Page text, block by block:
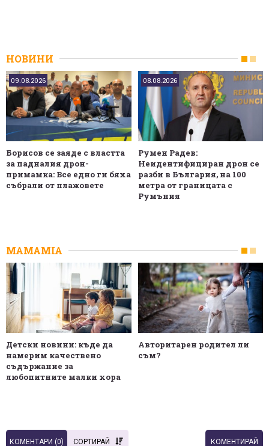
НОВИНИ
09.08.2026
Борисов се заяде с властта
за падналия дрон-
примамка: Все едно ги бяха
събрали от плажовете
08.08.2026
Румен Радев:
Неидентифициран дрон се
разби в България, на 100
метра от границата с
Румъния
MAMAMIA
Детски новини: къде да
намерим качествено
съдържание за
любопитните малки хора
Авторитарен родител ли
съм?
КОМЕНТАРИ (0) СОРТИРАЙ КОМЕНТИРАЙ